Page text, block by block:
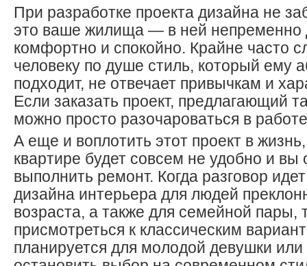
При разработке проекта дизайна не
это ваше жилища — в ней непременно
комфортно и спокойно. Крайне часто
человеку по душе стиль, который ему
подходит, не отвечает привычкам и
Если заказать проект, предлагающий
можно просто разочароваться в
А еще и воплотить этот проект в
квартире будет совсем не удобно и вы
выполнить ремонт. Когда разговор
дизайна интерьера для людей
возраста, а также для семейной пары,
присмотреться к классическим
планируется для молодой девушки или